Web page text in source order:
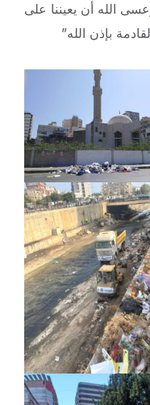
الله أن يعيننا على
بإذن الله”